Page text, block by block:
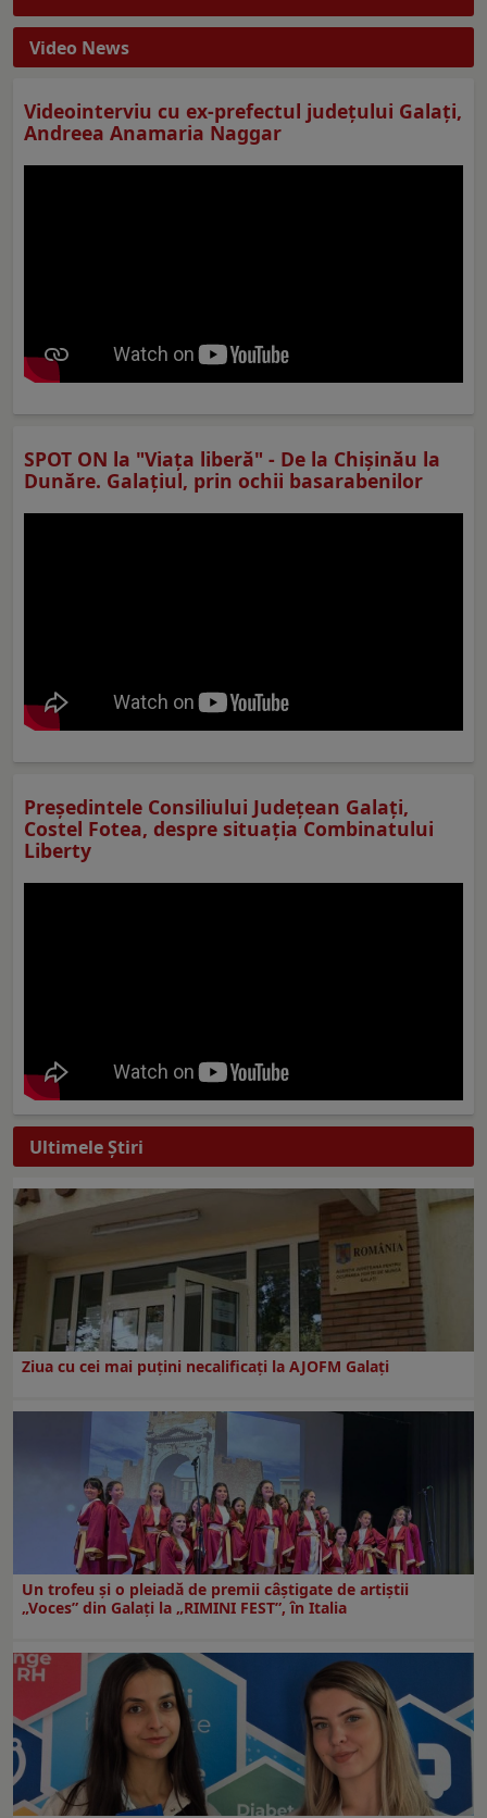
Video News
Videointerviu cu ex-prefectul judeţului Galaţi,
Andreea Anamaria Naggar
SPOT ON la "Viaţa liberă" - De la Chișinău la
Dunăre. Galațiul, prin ochii basarabenilor
Preşedintele Consiliului Judeţean Galaţi,
Costel Fotea, despre situaţia Combinatului
Liberty
Ultimele Ştiri
Ziua cu cei mai puțini necalificați la AJOFM Galați
Un trofeu şi o pleiadă de premii câştigate de artiştii
„Voces” din Galaţi la „RIMINI FEST”, în Italia